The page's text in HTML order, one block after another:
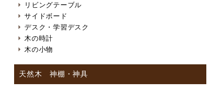
リビングテーブル
サイドボード
デスク・学習デスク
木の時計
木の小物
天然木 神棚・神具